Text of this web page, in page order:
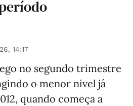
14:17
no segundo trimestre
o menor nível já
quando começa a